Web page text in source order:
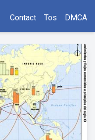
Contact Tos DMCA